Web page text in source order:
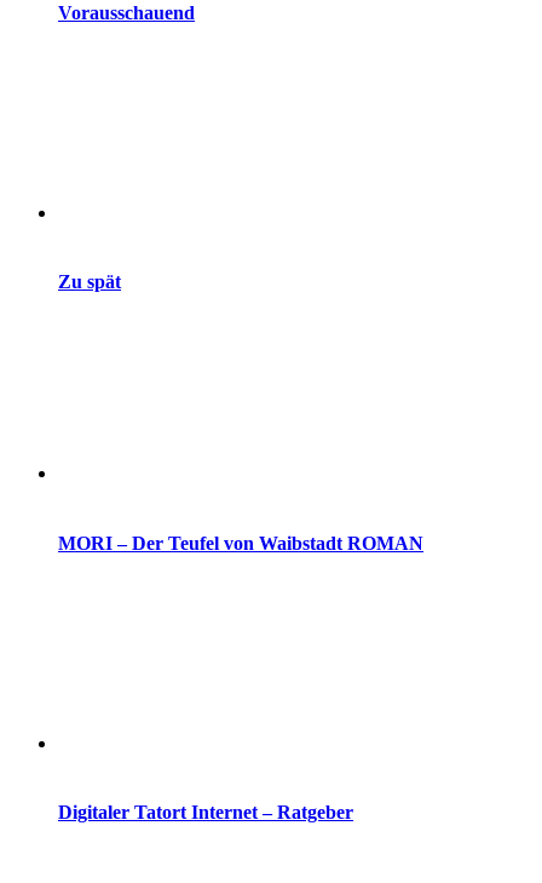
Vorausschauend
Zu spät
MORI – Der Teufel von Waibstadt ROMAN
Digitaler Tatort Internet – Ratgeber